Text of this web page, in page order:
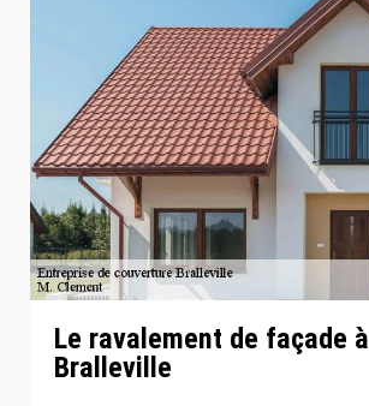
Le ravalement de façade à
Bralleville